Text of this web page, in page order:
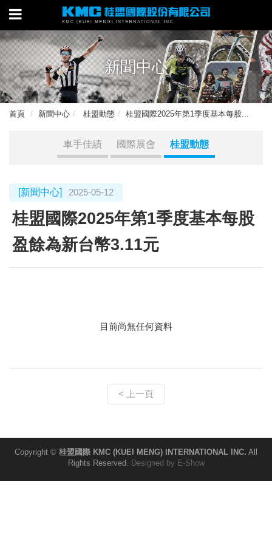
新聞中心
首頁 新聞中心 桂盟動態 桂盟國際2025年第1季度基本每股...
車手佳績 國際展會 桂盟動態
[新聞中心] 2025-05-12
桂盟國際2025年第1季度基本每股
盈餘為新台幣3.11元
目前尚無任何資料
< 上一頁
Copyright © 桂盟國際 KMC (KUEI MENG) INTERNATIONAL INC. All
Rights Reserved. Designed by E-Show